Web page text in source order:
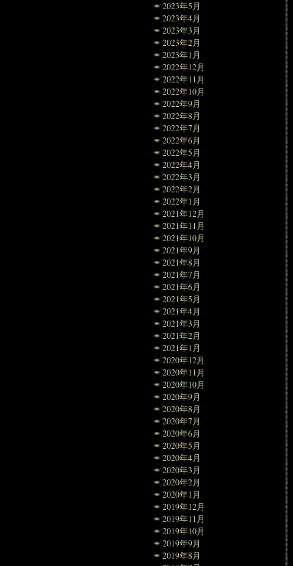
2023年5月
2023年4月
2023年3月
2023年2月
2023年1月
2022年12月
2022年11月
2022年10月
2022年9月
2022年8月
2022年7月
2022年6月
2022年5月
2022年4月
2022年3月
2022年2月
2022年1月
2021年12月
2021年11月
2021年10月
2021年9月
2021年8月
2021年7月
2021年6月
2021年5月
2021年4月
2021年3月
2021年2月
2021年1月
2020年12月
2020年11月
2020年10月
2020年9月
2020年8月
2020年7月
2020年6月
2020年5月
2020年4月
2020年3月
2020年2月
2020年1月
2019年12月
2019年11月
2019年10月
2019年9月
2019年8月